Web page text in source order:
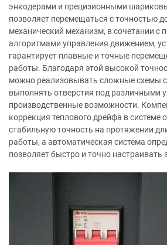
энкодерами и прецизионными
позволяет перемещаться с точностью
механический механизм, в сочетании с
алгоритмами управления движением,
гарантирует плавные и точные
работы. Благодаря этой высокой
можно реализовывать сложные схемы
выполнять отверстия под различными
производственные возможности.
коррекция теплового дрейфа в системе
стабильную точность на протяжении
работы, а автоматическая система
позволяет быстро и точно настраивать